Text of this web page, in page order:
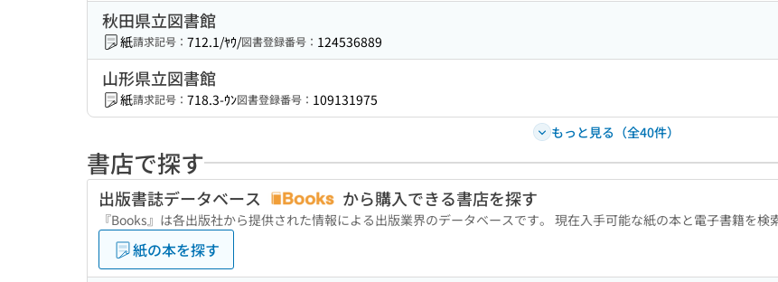
秋田県立図書館
紙請求記号： 712.1/ﾔｳ/図書登録番号： 124536889
山形県立図書館
紙請求記号： 718.3-ｳﾝ図書登録番号： 109131975
もっと見る（全40件）
書店で探す
出版書誌データベース から購入できる書店を探す
『Books』は各出版社から提供された情報による出版業界のデータベースです。 現在入手可能な紙の本と電子書籍を検
紙の本を探す